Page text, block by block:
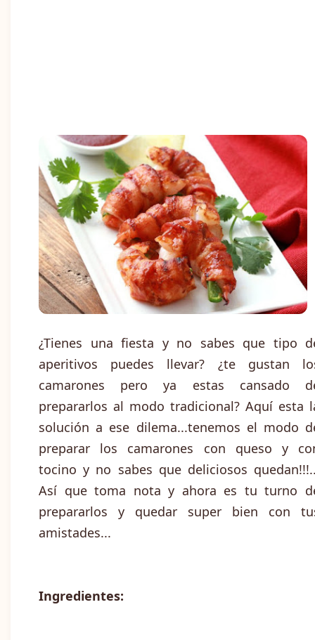
¿Tienes una fiesta y no sabes que tipo
aperitivos puedes llevar? ¿te gustan
camarones pero ya estas cansado
prepararlos al modo tradicional? Aquí esta
solución a ese dilema...tenemos el modo
preparar los camarones con queso y
tocino y no sabes que deliciosos
Así que toma nota y ahora es tu turno
prepararlos y quedar super bien con
amistades...
Ingredientes: